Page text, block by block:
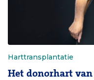
Harttransplantatie
Het donorhart